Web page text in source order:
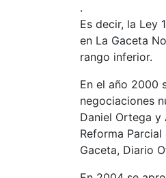
.
Es decir, la Ley
en La Gaceta
rango inferior.
En el año 2000
negociaciones
Daniel Ortega y
Reforma
Gaceta, Diario